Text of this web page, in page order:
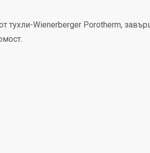
тухли-Wienerberger Porotherm,